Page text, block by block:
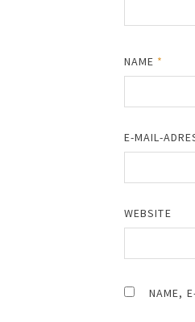
NAME *
E-MAIL-
WEBSITE
NAME,